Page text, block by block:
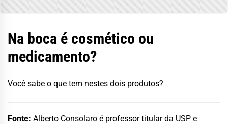
Na boca é cosmético ou
medicamento?
Você sabe o que tem nestes dois produtos?
Fonte: Alberto Consolaro é professor titular da USP e